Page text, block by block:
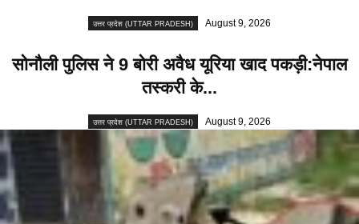
उत्तर प्रदेश (UTTAR PRADESH) August 9, 2026
सोनौली पुलिस ने 9 बोरी अवैध यूरिया खाद पकड़ी:नेपाल
तस्करी के...
उत्तर प्रदेश (UTTAR PRADESH) August 9, 2026